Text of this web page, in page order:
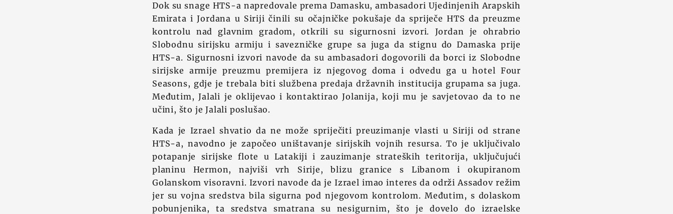
Dok su snage HTS-a napredovale prema Damasku, ambasadori Ujedinjenih Arapskih
Emirata i Jordana u Siriji činili su očajničke pokušaje da spriječe HTS da preuzme
kontrolu nad glavnim gradom, otkrili su sigurnosni izvori. Jordan je ohrabrio
Slobodnu sirijsku armiju i savezničke grupe sa juga da stignu do Damaska prije
HTS-a. Sigurnosni izvori navode da su ambasadori dogovorili da borci iz Slobodne
sirijske armije preuzmu premijera iz njegovog doma i odvedu ga u hotel Four
Seasons, gdje je trebala biti službena predaja državnih institucija grupama sa juga.
Međutim, Jalali je oklijevao i kontaktirao Jolanija, koji mu je savjetovao da to ne
učini, što je Jalali poslušao.
Kada je Izrael shvatio da ne može spriječiti preuzimanje vlasti u Siriji od strane
HTS-a, navodno je započeo uništavanje sirijskih vojnih resursa. To je uključivalo
potapanje sirijske flote u Latakiji i zauzimanje strateških teritorija, uključujući
planinu Hermon, najviši vrh Sirije, blizu granice s Libanom i okupiranom
Golanskom visoravni. Izvori navode da je Izrael imao interes da održi Assadov režim
jer su vojna sredstva bila sigurna pod njegovom kontrolom. Međutim, s dolaskom
pobunjenika, ta sredstva smatrana su nesigurnim, što je dovelo do izraelske